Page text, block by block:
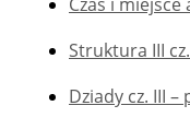
Czas i miejsce
Struktura III
Dziady cz. III